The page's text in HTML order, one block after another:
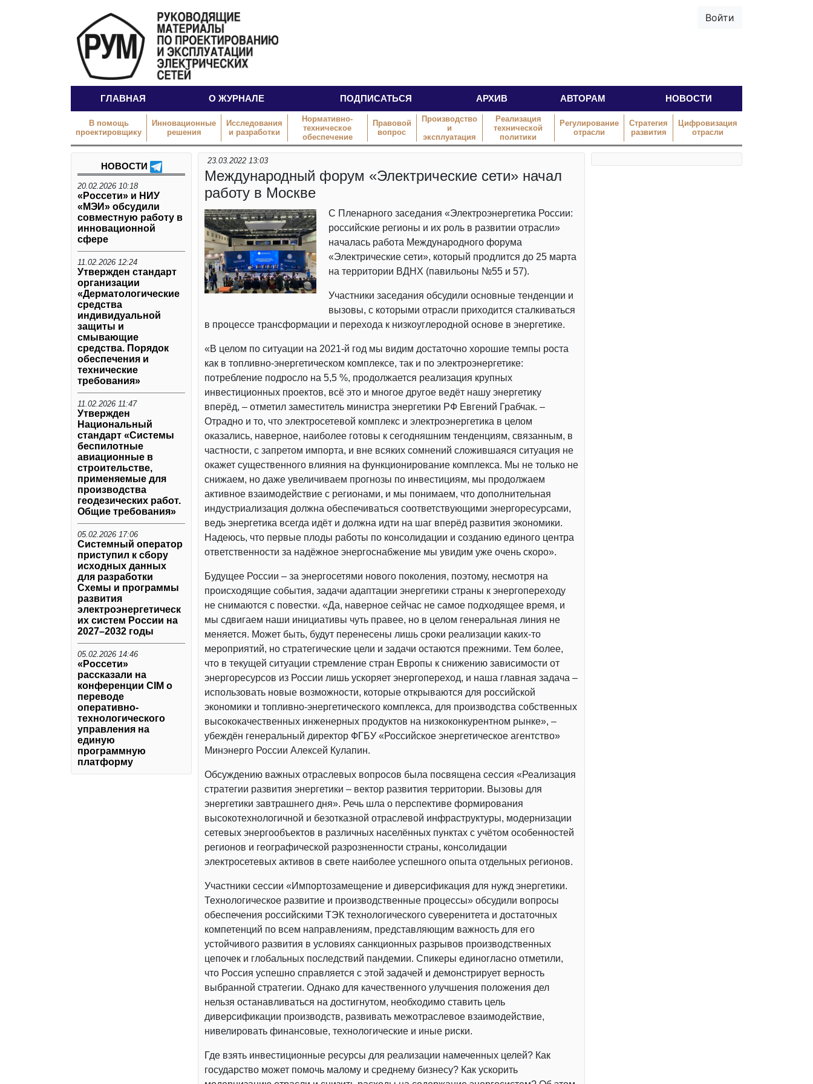
Войти
ГЛАВНАЯ О ЖУРНАЛЕ ПОДПИСАТЬСЯ АРХИВ АВТОРАМ НОВОСТИ
В помощь
проектировщику
Инновационные
решения
Исследования
и разработки
Нормативно-
техническое
обеспечение
Правовой
вопрос
Производство
и
эксплуатация
Реализация
технической
политики
Регулирование
отрасли
Стратегия
развития
Цифровизация
отрасли
НОВОСТИ
20.02.2026 10:18
«Россети» и НИУ
«МЭИ» обсудили
совместную работу в
инновационной
сфере
11.02.2026 12:24
Утвержден стандарт
организации
«Дерматологические
средства
индивидуальной
защиты и
смывающие
средства. Порядок
обеспечения и
технические
требования»
11.02.2026 11:47
Утвержден
Национальный
стандарт «Системы
беспилотные
авиационные в
строительстве,
применяемые для
производства
геодезических работ.
Общие требования»
05.02.2026 17:06
Системный оператор
приступил к сбору
исходных данных
для разработки
Схемы и программы
развития
электроэнергетическ
их систем России на
2027–2032 годы
05.02.2026 14:46
«Россети»
рассказали на
конференции CIM о
переводе
оперативно-
технологического
управления на
единую
программную
платформу
23.03.2022 13:03
Международный форум «Электрические сети» начал
работу в Москве
С Пленарного заседания «Электроэнергетика России:
российские регионы и их роль в развитии отрасли»
началась работа Международного форума
«Электрические сети», который продлится до 25 марта
на территории ВДНХ (павильоны №55 и 57).
Участники заседания обсудили основные тенденции и
вызовы, с которыми отрасли приходится сталкиваться
в процессе трансформации и перехода к низкоуглеродной основе в энергетике.
«В целом по ситуации на 2021-й год мы видим достаточно хорошие темпы роста
как в топливно-энергетическом комплексе, так и по электроэнергетике:
потребление подросло на 5,5 %, продолжается реализация крупных
инвестиционных проектов, всё это и многое другое ведёт нашу энергетику
вперёд, – отметил заместитель министра энергетики РФ Евгений Грабчак. –
Отрадно и то, что электросетевой комплекс и электроэнергетика в целом
оказались, наверное, наиболее готовы к сегодняшним тенденциям, связанным, в
частности, с запретом импорта, и вне всяких сомнений сложившаяся ситуация не
окажет существенного влияния на функционирование комплекса. Мы не только не
снижаем, но даже увеличиваем прогнозы по инвестициям, мы продолжаем
активное взаимодействие с регионами, и мы понимаем, что дополнительная
индустриализация должна обеспечиваться соответствующими энергоресурсами,
ведь энергетика всегда идёт и должна идти на шаг вперёд развития экономики.
Надеюсь, что первые плоды работы по консолидации и созданию единого центра
ответственности за надёжное энергоснабжение мы увидим уже очень скоро».
Будущее России – за энергосетями нового поколения, поэтому, несмотря на
происходящие события, задачи адаптации энергетики страны к энергопереходу
не снимаются с повестки. «Да, наверное сейчас не самое подходящее время, и
мы сдвигаем наши инициативы чуть правее, но в целом генеральная линия не
меняется. Может быть, будут перенесены лишь сроки реализации каких-то
мероприятий, но стратегические цели и задачи остаются прежними. Тем более,
что в текущей ситуации стремление стран Европы к снижению зависимости от
энергоресурсов из России лишь ускоряет энергопереход, и наша главная задача –
использовать новые возможности, которые открываются для российской
экономики и топливно-энергетического комплекса, для производства собственных
высококачественных инженерных продуктов на низкоконкурентном рынке», –
убеждён генеральный директор ФГБУ «Российское энергетическое агентство»
Минэнерго России Алексей Кулапин.
Обсуждению важных отраслевых вопросов была посвящена сессия «Реализация
стратегии развития энергетики – вектор развития территории. Вызовы для
энергетики завтрашнего дня». Речь шла о перспективе формирования
высокотехнологичной и безотказной отраслевой инфраструктуры, модернизации
сетевых энергообъектов в различных населённых пунктах с учётом особенностей
регионов и географической разрозненности страны, консолидации
электросетевых активов в свете наиболее успешного опыта отдельных регионов.
Участники сессии «Импортозамещение и диверсификация для нужд энергетики.
Технологическое развитие и производственные процессы» обсудили вопросы
обеспечения российскими ТЭК технологического суверенитета и достаточных
компетенций по всем направлениям, представляющим важность для его
устойчивого развития в условиях санкционных разрывов производственных
цепочек и глобальных последствий пандемии. Спикеры единогласно отметили,
что Россия успешно справляется с этой задачей и демонстрирует верность
выбранной стратегии. Однако для качественного улучшения положения дел
нельзя останавливаться на достигнутом, необходимо ставить цель
диверсификации производств, развивать межотраслевое взаимодействие,
нивелировать финансовые, технологические и иные риски.
Где взять инвестиционные ресурсы для реализации намеченных целей? Как
государство может помочь малому и среднему бизнесу? Как ускорить